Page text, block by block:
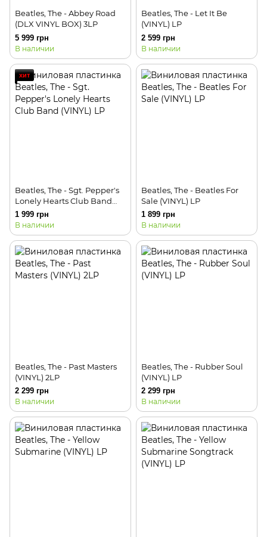
Beatles, The - Abbey Road
(DLX VINYL BOX) 3LP
5 999 грн
В наличии
Beatles, The - Let It Be
(VINYL) LP
2 599 грн
В наличии
хит
Beatles, The - Sgt. Pepper's
Lonely Hearts Club Band
(VINYL) LP
1 999 грн
В наличии
Beatles, The - Beatles For
Sale (VINYL) LP
1 899 грн
В наличии
Beatles, The - Past Masters
(VINYL) 2LP
2 299 грн
В наличии
Beatles, The - Rubber Soul
(VINYL) LP
2 299 грн
В наличии